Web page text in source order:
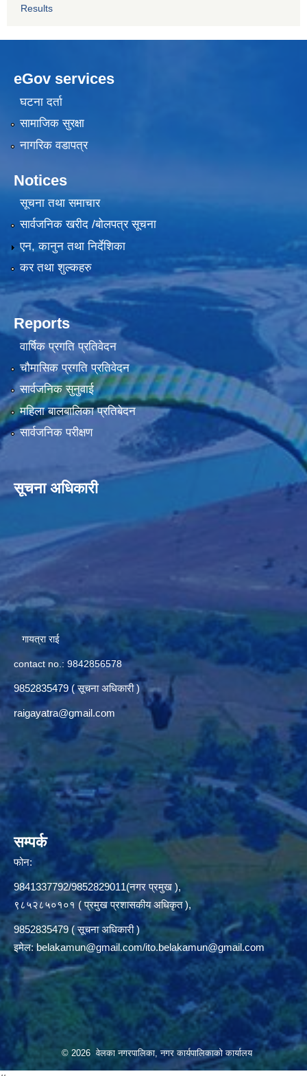
Results
eGov services
घटना दर्ता
सामाजिक सुरक्षा
नागरिक वडापत्र
Notices
सूचना तथा समाचार
सार्वजनिक खरीद /बोलपत्र सूचना
एन, कानुन तथा निर्देशिका
कर तथा शुल्कहरु
Reports
वार्षिक प्रगति प्रतिवेदन
चौमासिक प्रगति प्रतिवेदन
सार्वजनिक सुनुवाई
महिला बालबालिका प्रतिबेदन
सार्वजनिक परीक्षण
सूचना अधिकारी
गायत्रा राई
contact no.: 9842856578
9852835479 ( सूचना अधिकारी )
raigayatra@gmail.com
सम्पर्क
फोन:
9841337792/9852829011(नगर प्रमुख ),
९८५२८५०१०१ ( प्रमुख प्रशासकीय अधिकृत ),
9852835479 ( सूचना अधिकारी )
इमेल:belakamun@gmail.com/ito.belakamun@gmail.com
© 2026 वेलका नगरपालिका, नगर कार्यपालिकाको कार्यालय